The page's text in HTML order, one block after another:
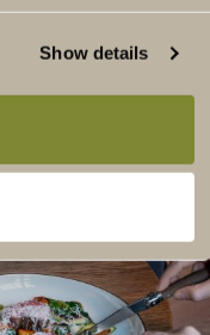
Show details